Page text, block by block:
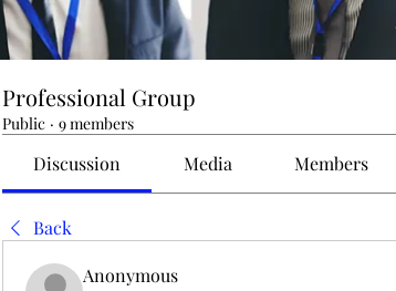
Professional Group
Public · 9 members
Discussion Media Members
Back
Anonymous